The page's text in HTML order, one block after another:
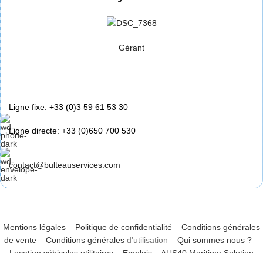
Gérant
Ligne fixe: +33 (0)3 59 61 53 30
Ligne directe: +33 (0)650 700 530
contact@bulteauservices.com
Mentions légales – Politique de confidentialité – Conditions générales
de vente – Conditions générales d’utilisation – Qui sommes nous ? –